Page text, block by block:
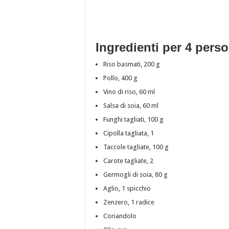
Ingredienti per 4
Riso basmati, 200 g
Pollo, 400 g
Vino di riso, 60 ml
Salsa di soia, 60 ml
Funghi tagliati, 100 g
Cipolla tagliata, 1
Taccole tagliate, 100 g
Carote tagliate, 2
Germogli di soia, 80 g
Aglio, 1 spicchio
Zenzero, 1 radice
Coriandolo